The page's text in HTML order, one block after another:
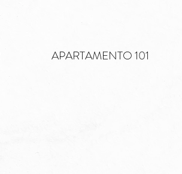
APARTAMENTO 101